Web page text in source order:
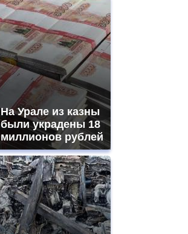
На Урале из казны
были украдены 18
миллионов рублей